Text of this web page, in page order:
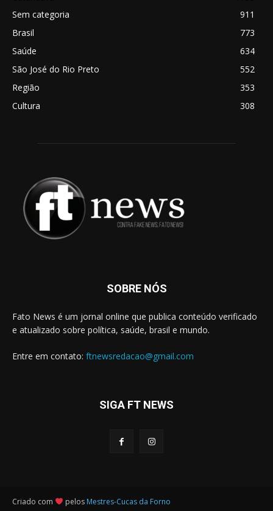
Sem categoria
911
Brasil
773
Saúde
634
São José do Rio Preto
552
Região
353
Cultura
308
SOBRE NÓS
Fato News é um jornal online que publica conteúdo verificado
e atualizado sobre política, saúde, brasil e mundo.
Entre em contato: ftnewsredacao@gmail.com
SIGA FT NEWS
Criado com pelos Mestres-Cucas da Forno